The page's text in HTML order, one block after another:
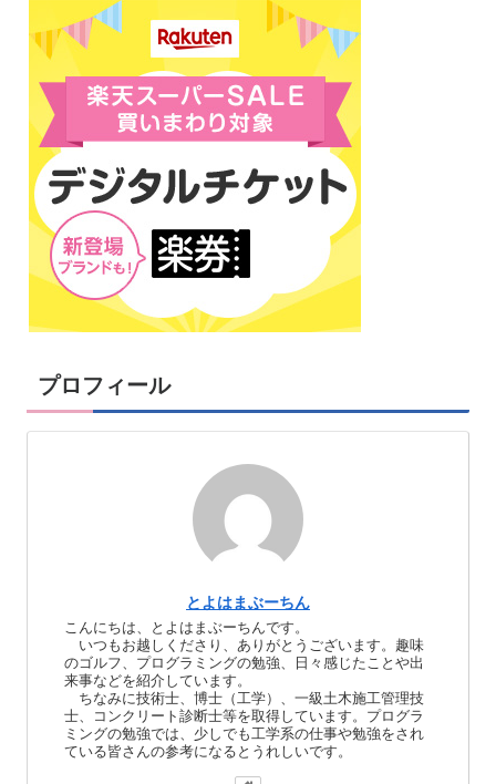
プロフィール
とよはまぶーちん
こんにちは、とよはまぶーちんです。
いつもお越しくださり、ありがとうございます。趣味
のゴルフ、プログラミングの勉強、日々感じたことや出
来事などを紹介しています。
ちなみに技術士、博士（工学）、一級土木施工管理技
士、コンクリート診断士等を取得しています。プログラ
ミングの勉強では、少しでも工学系の仕事や勉強をされ
ている皆さんの参考になるとうれしいです。